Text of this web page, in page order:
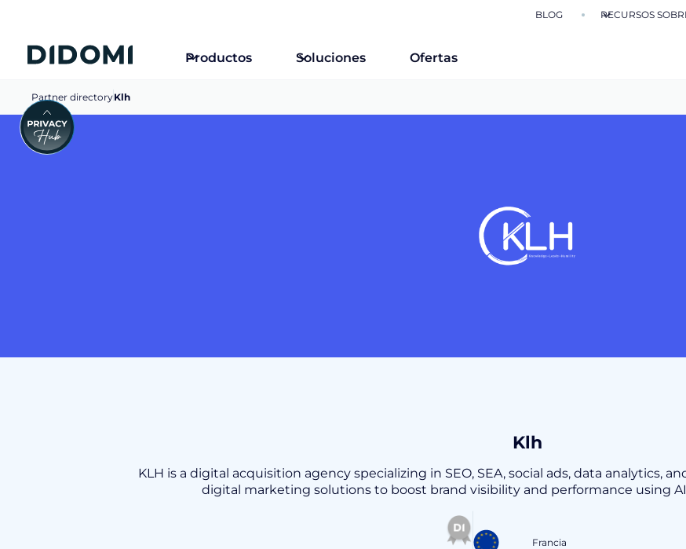
BLOG RECURSOS
Productos Soluciones Ofertas
Partner directoryKlh
Klh
KLH is a digital acquisition agency specializing in SEO, SEA, social ads, data analytics,
digital marketing solutions to boost brand visibility and performance using
Francia